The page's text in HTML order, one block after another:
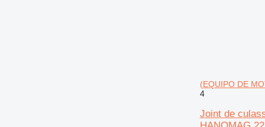
(EQUIPO DE
4
Joint de